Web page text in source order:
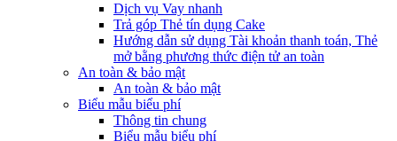
Dịch vụ Vay nhanh
Trả góp Thẻ tín dụng Cake
Hướng dẫn sử dụng Tài khoản thanh toán, Thẻ
mở bằng phương thức điện tử an toàn
An toàn & bảo mật
An toàn & bảo mật
Biểu mẫu biểu phí
Thông tin chung
Biểu mẫu biểu phí